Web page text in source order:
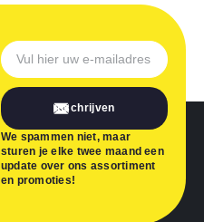
Inschrijven
We spammen niet, maar
sturen je elke twee maand een
update over ons assortiment
en promoties!